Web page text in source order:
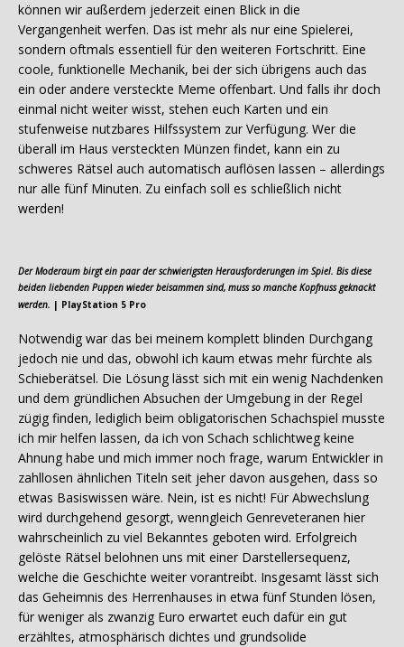
können wir außerdem jederzeit einen Blick in die
Vergangenheit werfen. Das ist mehr als nur eine Spielerei,
sondern oftmals essentiell für den weiteren Fortschritt. Eine
coole, funktionelle Mechanik, bei der sich übrigens auch das
ein oder andere versteckte Meme offenbart. Und falls ihr doch
einmal nicht weiter wisst, stehen euch Karten und ein
stufenweise nutzbares Hilfssystem zur Verfügung. Wer die
überall im Haus versteckten Münzen findet, kann ein zu
schweres Rätsel auch automatisch auflösen lassen – allerdings
nur alle fünf Minuten. Zu einfach soll es schließlich nicht
werden!
Der Moderaum birgt ein paar der schwierigsten Herausforderungen im Spiel. Bis diese
beiden liebenden Puppen wieder beisammen sind, muss so manche Kopfnuss geknackt
werden. | PlayStation 5 Pro
Notwendig war das bei meinem komplett blinden Durchgang
jedoch nie und das, obwohl ich kaum etwas mehr fürchte als
Schieberätsel. Die Lösung lässt sich mit ein wenig Nachdenken
und dem gründlichen Absuchen der Umgebung in der Regel
zügig finden, lediglich beim obligatorischen Schachspiel musste
ich mir helfen lassen, da ich von Schach schlichtweg keine
Ahnung habe und mich immer noch frage, warum Entwickler in
zahllosen ähnlichen Titeln seit jeher davon ausgehen, dass so
etwas Basiswissen wäre. Nein, ist es nicht! Für Abwechslung
wird durchgehend gesorgt, wenngleich Genreveteranen hier
wahrscheinlich zu viel Bekanntes geboten wird. Erfolgreich
gelöste Rätsel belohnen uns mit einer Darstellersequenz,
welche die Geschichte weiter vorantreibt. Insgesamt lässt sich
das Geheimnis des Herrenhauses in etwa fünf Stunden lösen,
für weniger als zwanzig Euro erwartet euch dafür ein gut
erzähltes, atmosphärisch dichtes und grundsolide